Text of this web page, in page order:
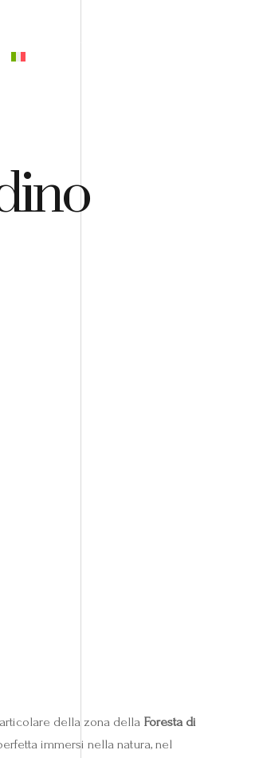
della zona della Foresta di
immersi nella natura, nel